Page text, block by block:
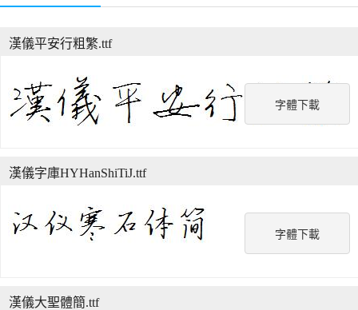
字體下載
漢儀平安行粗繁.ttf
字體下載
漢儀字庫HYHanShiTiJ.ttf
漢儀大聖體簡.ttf